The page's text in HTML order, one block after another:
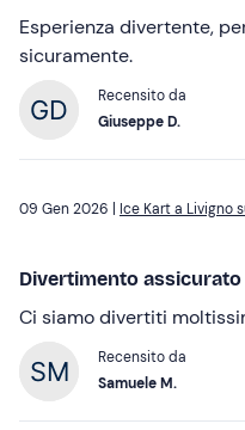
Esperienza divertente,
sicuramente.
Recensito da
Giuseppe D.
09 Gen 2026 | Ice Kart a Livigno
Divertimento assicurato
Ci siamo divertiti
Recensito da
Samuele M.